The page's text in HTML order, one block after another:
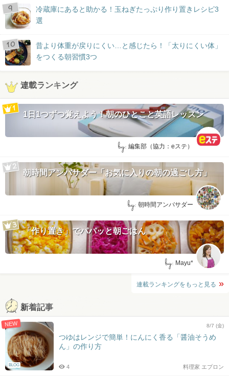
冷蔵庫にあると助かる！玉ねぎたっぷり作り置きレシピ3
選
昔より体重が戻りにくい…と感じたら！「太りにくい体」
をつくる朝習慣3つ
連載ランキング
1日1つずつ覚えよう！朝のひとこと英語レッスン
by: 編集部（協力：eステ）
朝時間アンバサダー「お気に入りの朝の過ごし方」
by: 朝時間アンバサダー
「作り置き」でパパッと朝ごはん
by: Mayu*
連載ランキングをもっと見る
新着記事
NEW
BLOG
8/7 (金)
つゆはレンジで簡単！にんにく香る「醤油そうめ
ん」の作り方
料理家 エプロン
4